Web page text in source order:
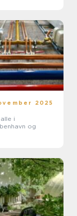
2025
i
og